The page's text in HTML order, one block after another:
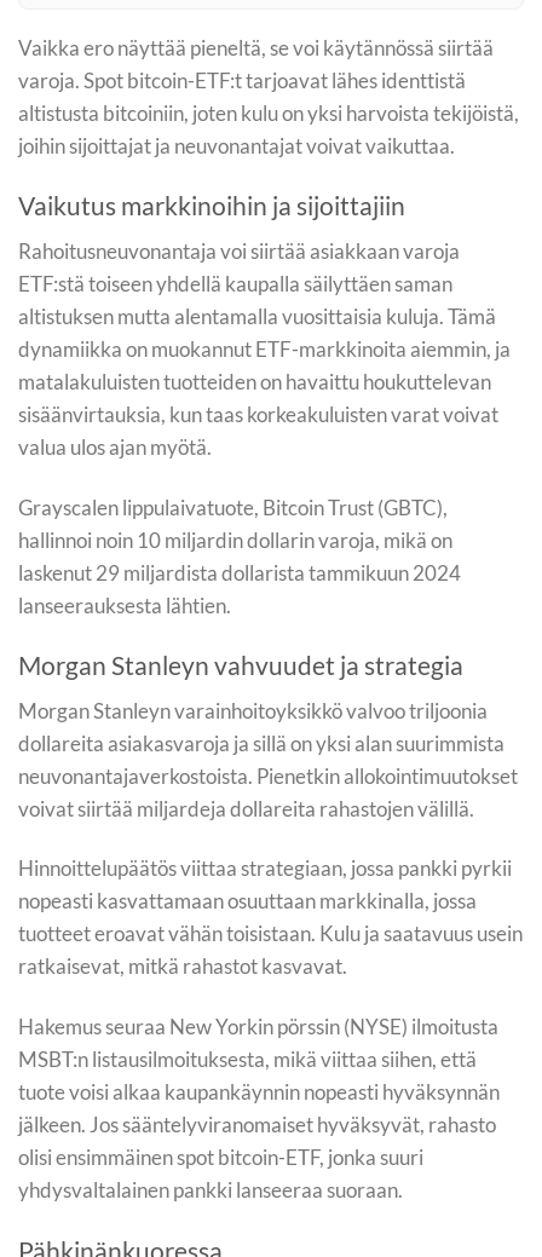
Vaikka ero näyttää pieneltä, se voi käytännössä siirtää
varoja. Spot bitcoin-ETF:t tarjoavat lähes identtistä
altistusta bitcoiniin, joten kulu on yksi harvoista tekijöistä,
joihin sijoittajat ja neuvonantajat voivat vaikuttaa.
Vaikutus markkinoihin ja sijoittajiin
Rahoitusneuvonantaja voi siirtää asiakkaan varoja
ETF:stä toiseen yhdellä kaupalla säilyttäen saman
altistuksen mutta alentamalla vuosittaisia kuluja. Tämä
dynamiikka on muokannut ETF-markkinoita aiemmin, ja
matalakuluisten tuotteiden on havaittu houkuttelevan
sisäänvirtauksia, kun taas korkeakuluisten varat voivat
valua ulos ajan myötä.
Grayscalen lippulaivatuote, Bitcoin Trust (GBTC),
hallinnoi noin 10 miljardin dollarin varoja, mikä on
laskenut 29 miljardista dollarista tammikuun 2024
lanseerauksesta lähtien.
Morgan Stanleyn vahvuudet ja strategia
Morgan Stanleyn varainhoitoyksikkö valvoo triljoonia
dollareita asiakasvaroja ja sillä on yksi alan suurimmista
neuvonantajaverkostoista. Pienetkin allokointimuutokset
voivat siirtää miljardeja dollareita rahastojen välillä.
Hinnoittelupäätös viittaa strategiaan, jossa pankki pyrkii
nopeasti kasvattamaan osuuttaan markkinalla, jossa
tuotteet eroavat vähän toisistaan. Kulu ja saatavuus usein
ratkaisevat, mitkä rahastot kasvavat.
Hakemus seuraa New Yorkin pörssin (NYSE) ilmoitusta
MSBT:n listausilmoituksesta, mikä viittaa siihen, että
tuote voisi alkaa kaupankäynnin nopeasti hyväksynnän
jälkeen. Jos sääntelyviranomaiset hyväksyvät, rahasto
olisi ensimmäinen spot bitcoin-ETF, jonka suuri
yhdysvaltalainen pankki lanseeraa suoraan.
Pähkinänkuoressa